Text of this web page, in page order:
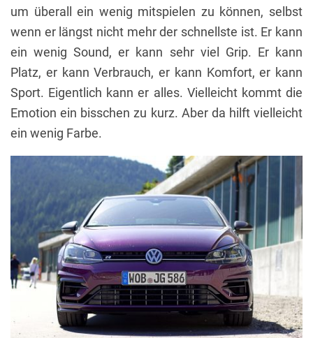
um überall ein wenig mitspielen zu können, selbst
wenn er längst nicht mehr der schnellste ist. Er kann
ein wenig Sound, er kann sehr viel Grip. Er kann
Platz, er kann Verbrauch, er kann Komfort, er kann
Sport. Eigentlich kann er alles. Vielleicht kommt die
Emotion ein bisschen zu kurz. Aber da hilft vielleicht
ein wenig Farbe.